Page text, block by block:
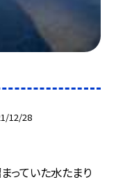
12/28
っていた水たまり